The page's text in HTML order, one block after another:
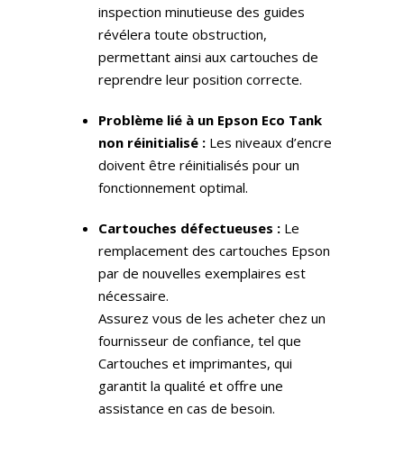
inspection minutieuse des guides
révélera toute obstruction,
permettant ainsi aux cartouches de
reprendre leur position correcte.
Problème lié à un Epson Eco Tank
non réinitialisé : Les niveaux d’encre
doivent être réinitialisés pour un
fonctionnement optimal.
Cartouches défectueuses : Le
remplacement des cartouches Epson
par de nouvelles exemplaires est
nécessaire.
Assurez vous de les acheter chez un
fournisseur de confiance, tel que
Cartouches et imprimantes, qui
garantit la qualité et offre une
assistance en cas de besoin.